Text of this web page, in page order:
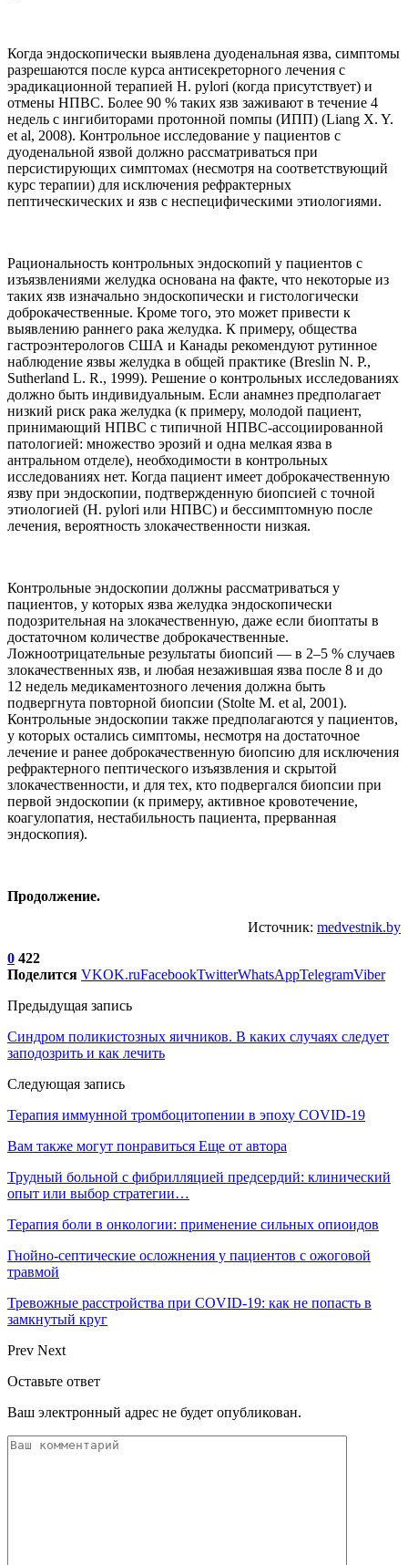
Когда эндоскопически выявлена дуоденальная язва, симптомы
разрешаются после курса антисекреторного лечения с
эрадикационной терапией Н. рylori (когда присутствует) и
отмены НПВС. Более 90 % таких язв заживают в течение 4
недель с ингибиторами протонной помпы (ИПП) (Liang X. Y.
et al, 2008). Контрольное исследование у пациентов с
дуоденальной язвой должно рассматриваться при
персистирующих симптомах (несмотря на соответствующий
курс терапии) для исключения рефрактерных
пептическических и язв с неспецифическими этиологиями.
Рациональность контрольных эндоскопий у пациентов с
изъязвлениями желудка основана на факте, что некоторые из
таких язв изначально эндоскопически и гистологически
доброкачественные. Кроме того, это может привести к
выявлению раннего рака желудка. К примеру, общества
гастроэнтерологов США и Канады рекомендуют рутинное
наблюдение язвы желудка в общей практике (Breslin N. P.,
Sutherland L. R., 1999). Решение о контрольных исследованиях
должно быть индивидуальным. Если анамнез предполагает
низкий риск рака желудка (к примеру, молодой пациент,
принимающий НПВС с типичной НПВС-ассоциированной
патологией: множество эрозий и одна мелкая язва в
антральном отделе), необходимости в контрольных
исследованиях нет. Когда пациент имеет доброкачественную
язву при эндоскопии, подтвержденную биопсией с точной
этиологией (Н. рylori или НПВС) и бессимптомную после
лечения, вероятность злокачественности низкая.
Контрольные эндоскопии должны рассматриваться у
пациентов, у которых язва желудка эндоскопически
подозрительная на злокачественную, даже если биоптаты в
достаточном количестве доброкачественные.
Ложноотрицательные результаты биопсий — в 2–5 % случаев
злокачественных язв, и любая незажившая язва после 8 и до
12 недель медикаментозного лечения должна быть
подвергнута повторной биопсии (Stolte M. et al, 2001).
Контрольные эндоскопии также предполагаются у пациентов,
у которых остались симптомы, несмотря на достаточное
лечение и ранее доброкачественную биопсию для исключения
рефрактерного пептического изъязвления и скрытой
злокачественности, и для тех, кто подвергался биопсии при
первой эндоскопии (к примеру, активное кровотечение,
коагулопатия, нестабильность пациента, прерванная
эндоскопия).
Продолжение.
Источник: medvestnik.by
0 422
Поделится VKOK.ruFacebookTwitterWhatsAppTelegramViber
Предыдущая запись
Синдром поликистозных яичников. В каких случаях следует
заподозрить и как лечить
Следующая запись
Терапия иммунной тромбоцитопении в эпоху COVID-19
Вам также могут понравиться Еще от автора
Трудный больной с фибрилляцией предсердий: клинический
опыт или выбор стратегии…
Терапия боли в онкологии: применение сильных опиоидов
Гнойно-септические осложнения у пациентов с ожоговой
травмой
Тревожные расстройства при COVID-19: как не попасть в
замкнутый круг
Prev Next
Оставьте ответ
Ваш электронный адрес не будет опубликован.